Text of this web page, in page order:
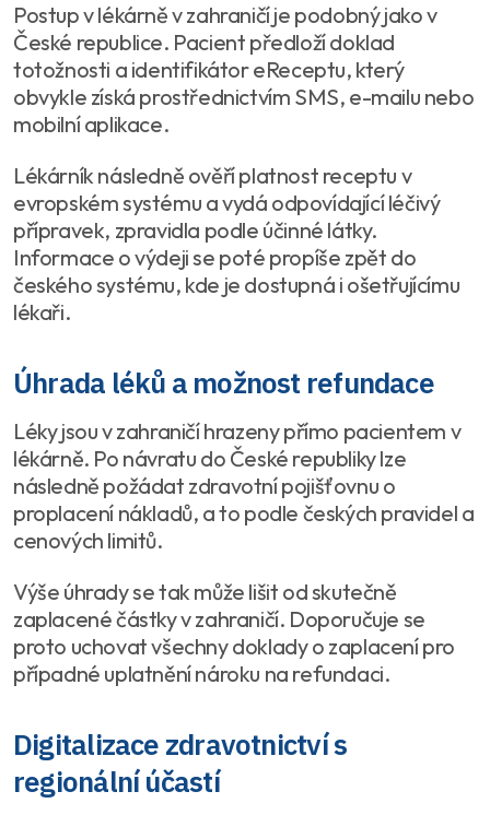
Postup v lékárně v zahraničí je podobný jako v
České republice. Pacient předloží doklad
totožnosti a identifikátor eReceptu, který
obvykle získá prostřednictvím SMS, e-mailu nebo
mobilní aplikace.
Lékárník následně ověří platnost receptu v
evropském systému a vydá odpovídající léčivý
přípravek, zpravidla podle účinné látky.
Informace o výdeji se poté propíše zpět do
českého systému, kde je dostupná i ošetřujícímu
lékaři.
Úhrada léků a možnost refundace
Léky jsou v zahraničí hrazeny přímo pacientem v
lékárně. Po návratu do České republiky lze
následně požádat zdravotní pojišťovnu o
proplacení nákladů, a to podle českých pravidel a
cenových limitů.
Výše úhrady se tak může lišit od skutečně
zaplacené částky v zahraničí. Doporučuje se
proto uchovat všechny doklady o zaplacení pro
případné uplatnění nároku na refundaci.
Digitalizace zdravotnictví s
regionální účastí